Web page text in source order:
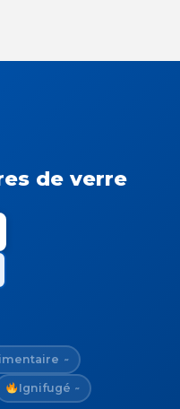
de verre
~
Ignifugé ~